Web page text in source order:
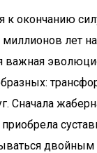
к окончанию
лет
важная
Сначала
двойным